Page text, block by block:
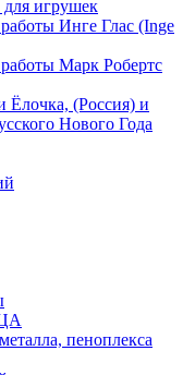
игрушек
Инге Глас (Inge
Марк Робертс
Ёлочка, (Россия) и
Нового Года
пеноплекса